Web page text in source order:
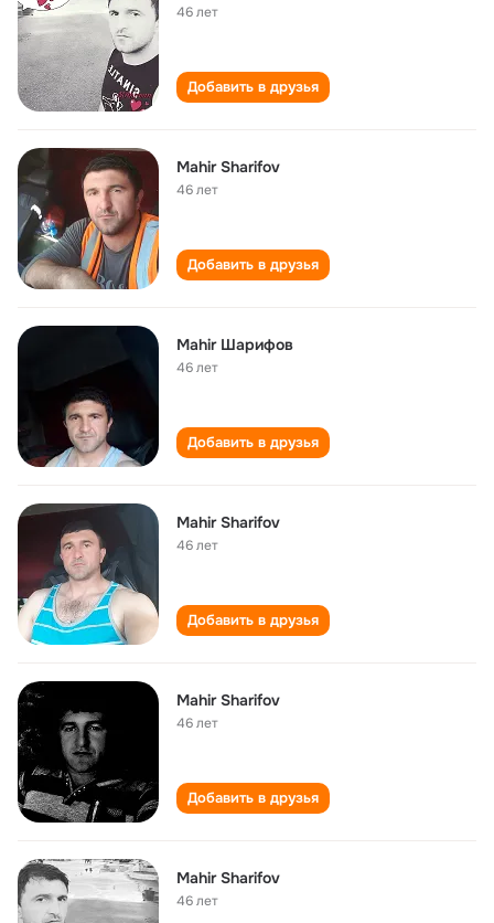
46 лет
Добавить в друзья
Mahir Sharifov
46 лет
Добавить в друзья
Mahir Шарифов
46 лет
Добавить в друзья
Mahir Sharifov
46 лет
Добавить в друзья
Mahir Sharifov
46 лет
Добавить в друзья
Mahir Sharifov
46 лет